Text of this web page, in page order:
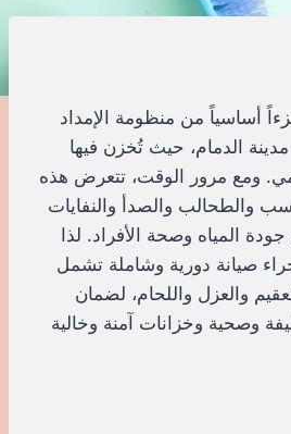
أساسياً من منظومة الإمداد
الدمام، حيث تُخزن فيها
ومع مرور الوقت، تتعرض هذه
والطحالب والصدأ والنفايات
المياه وصحة الأفراد. لذا
صيانة دورية وشاملة تشمل
والعزل واللحام، لضمان
وصحية وخزانات آمنة وخالية